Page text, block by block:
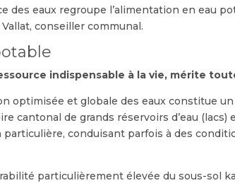
des eaux regroupe l’alimentation en eau
Vallat, conseiller communal.
indispensable à la vie, mérite
optimisée et globale des eaux constitue
cantonal de grands réservoirs d’eau
conduisant parfois à des
particulièrement élevée du sous-sol